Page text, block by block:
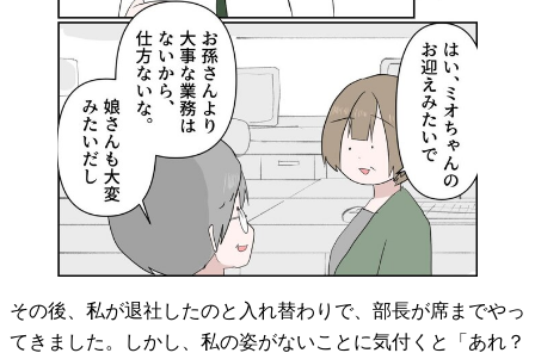
その後、私が退社したのと入れ替わりで、部長が席までやっ
てきました。しかし、私の姿がないことに気付くと「あれ？